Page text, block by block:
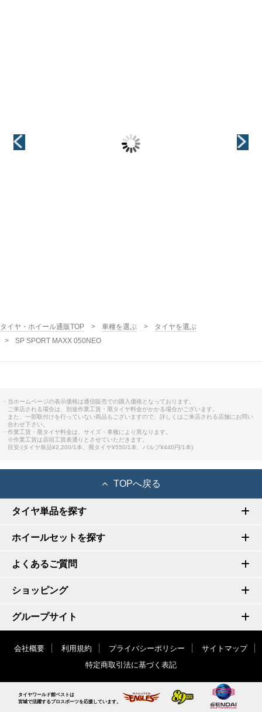
18インチ
インチ
18インチ
タイヤ・ホイール通販TOP 車種を選ぶ
タイヤを選ぶ
SP SPORT MAXX 050NEO
・当ホームページの表示価格は通信販売での購入価格となっております。
ご来店される場合は、別途作業工賃・廃タイヤ料金がかかる場合がございます。
また、一部取付けを行っていない商品もございますので、詳しくはご来店される店舗にお問い
合わせ下さい。
・作業工賃・廃タイヤ料金は、サイズ・車種により異なります。
※作業工賃は店頭工賃表通りとさせていただきます。
目安:(タイヤ単品¥2,200/1本、廃タイヤ¥550/1本、バルブ¥440円/1本)
TOPへ戻る
タイヤ単品を探す
ホイールセットを探す
よくあるご質問
ショッピング
グループサイト
会社概要 利用規約 プライバシーポリシー
サイトマップ
特定商取引法に基づく表記
タイヤワールド館ベストは
宮城で活躍するプロスポーツを応援しています。